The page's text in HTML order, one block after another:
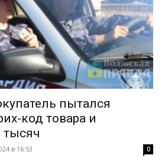
пытался
код товара и
тысяч
в 16:53 0